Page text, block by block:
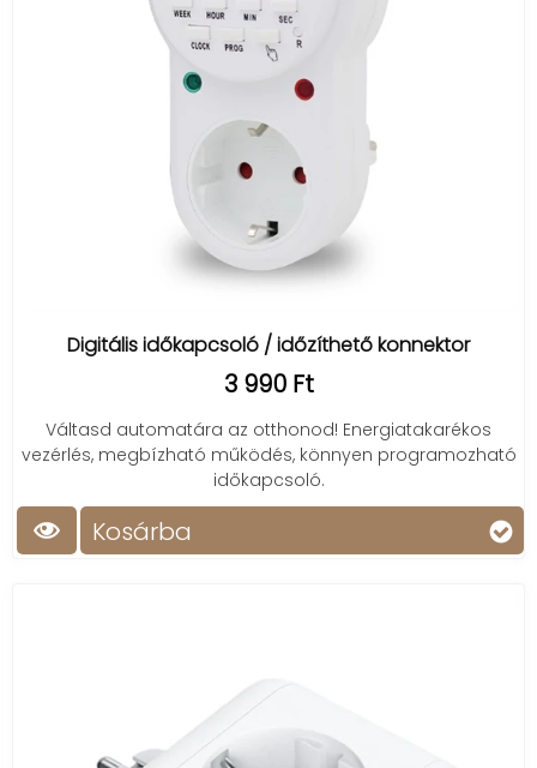
Digitális időkapcsoló / időzíthető konnektor
3 990 Ft
Váltasd automatára az otthonod! Energiatakarékos
vezérlés, megbízható működés, könnyen programozható
időkapcsoló.
Kosárba